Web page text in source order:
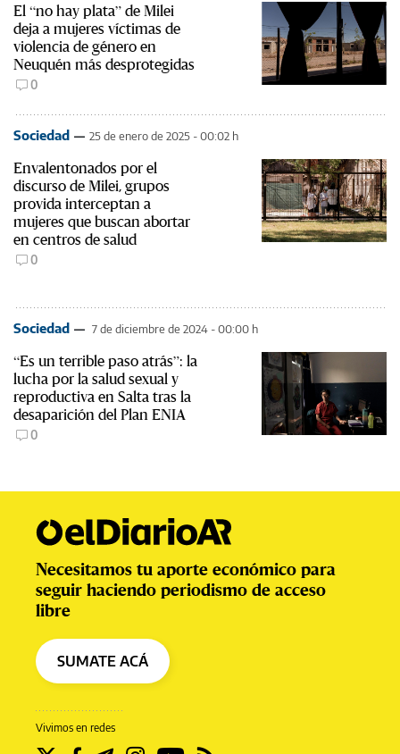
El “no hay plata” de Milei
deja a mujeres víctimas de
violencia de género en
Neuquén más desprotegidas
0
Sociedad 25 de enero de 2025 - 00:02 h
Envalentonados por el
discurso de Milei, grupos
provida interceptan a
mujeres que buscan abortar
en centros de salud
0
Sociedad 7 de diciembre de 2024 - 00:00 h
“Es un terrible paso atrás”: la
lucha por la salud sexual y
reproductiva en Salta tras la
desaparición del Plan ENIA
0
Vivimos en redes
Necesitamos tu aporte económico para
seguir haciendo periodismo de acceso
libre
SUMATE ACÁ